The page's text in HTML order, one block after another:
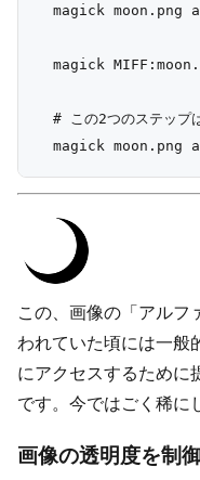
magick moon.png
magick
# この2つのステップ
この、画像の「アルフ
われていた頃には一般
にアクセスするために
です。今ではごく稀に
画像の透明度を制